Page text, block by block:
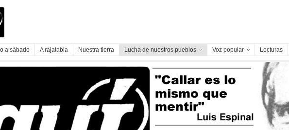
a sábado A rajatabla Nuestra tierra Lucha de nuestros pueblos Voz popular Lecturas